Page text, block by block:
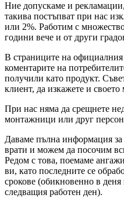
Ние допускаме и
такива постъпват при нас
или 2%. Работим с
години вече и от други
В страниците на
коментарите на
получили като продукт.
клиент, да изкажете и своето
При нас няма да срещнете
монтажници или друг
Даваме пълна информация
врати и можем да посочим
Редом с това, поемаме
ви, като последните се
срокове (обикновенно в
следващия работен ден).